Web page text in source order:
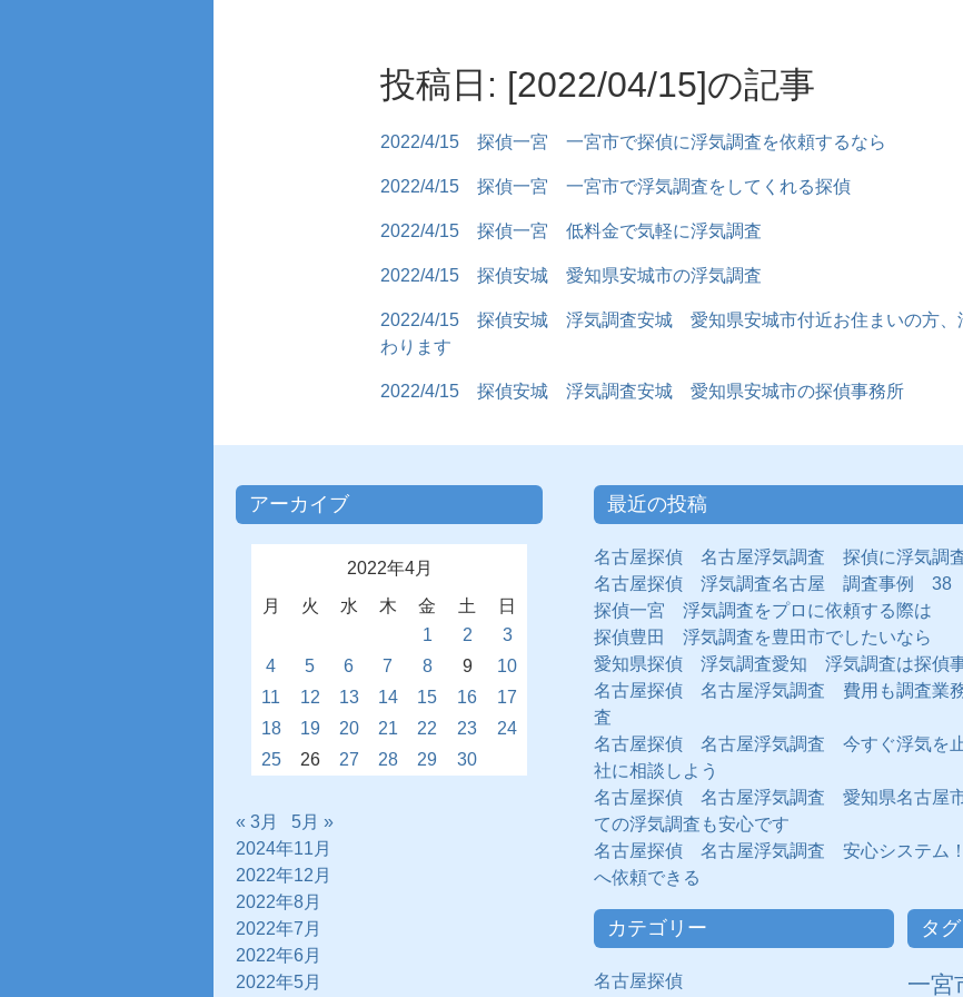
投稿日: [2022/04/15]の記事
2022/4/15 探偵一宮 一宮市で探偵に浮気調査を依頼するなら
2022/4/15 探偵一宮 一宮市で浮気調査をしてくれる探偵
2022/4/15 探偵一宮 低料金で気軽に浮気調査
2022/4/15 探偵安城 愛知県安城市の浮気調査
2022/4/15
探偵安城 浮気調査安城 愛知県安城市付近お住まいの方、
わります
2022/4/15 探偵安城 浮気調査安城 愛知県安城市の探偵事務所
アーカイブ
2022年4月
月
火 水 木 金 土
日
1
2
3
4
5 6 7 8 9
10
11
12 13 14 15 16
17
18
19 20 21 22 23
24
25
26 27 28 29 30
« 3月
5月 »
2024年11月
2022年12月
2022年8月
2022年7月
2022年6月
2022年5月
最近の投稿
名古屋探偵 名古屋浮気調査 探偵に浮気調
名古屋探偵 浮気調査名古屋 調査事例 38
探偵一宮 浮気調査をプロに依頼する際は
探偵豊田 浮気調査を豊田市でしたいなら
愛知県探偵 浮気調査愛知 浮気調査は探偵事
名古屋探偵 名古屋浮気調査 費用も調査業
査
名古屋探偵 名古屋浮気調査 今すぐ浮気を
社に相談しよう
名古屋探偵 名古屋浮気調査 愛知県名古屋
ての浮気調査も安心です
名古屋探偵 名古屋浮気調査 安心システム
へ依頼できる
カテゴリー
名古屋探偵
タグ
一宮